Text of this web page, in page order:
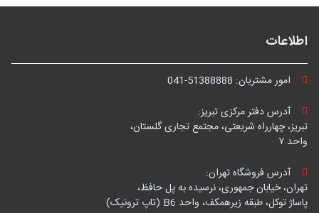
اطلاعات
امور مشتریان: 041-51388888
آدرس دفتر مرکزی تبریز:
تبریز، چهارراه شریعتی، مجتمع تجاری گلستان،
واحد ۷
آدرس فروشگاه تهران:
تهران، خیابان جمهوری، نرسیده به پل حافظ،
پاساژ توکل، طبقه زیرهمکف، واحد B6 (تاپ ترونیک)